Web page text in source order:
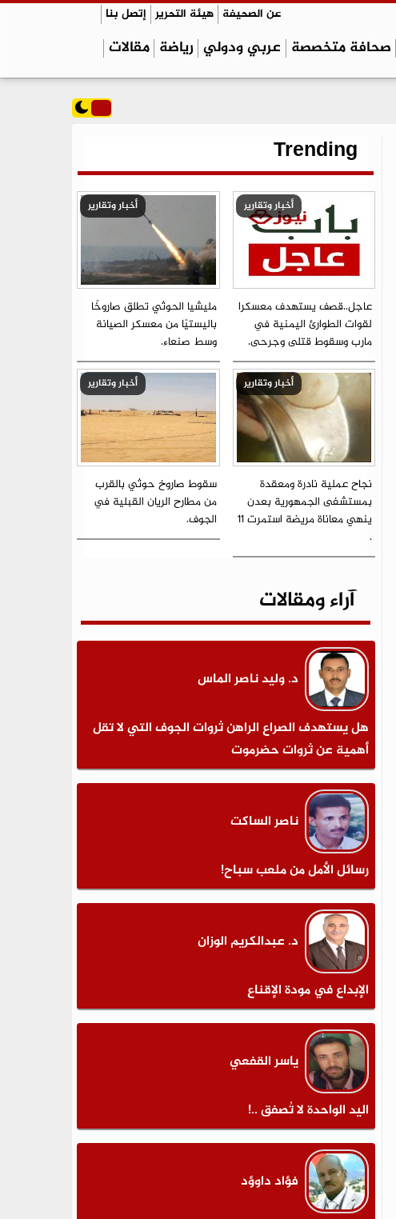
عن الصحيفة هيئة التحرير إتصل بنا
صحافة متخصصة عربي ودولي رياضة مقالات
Trending
أخبار وتقارير
عاجل..قصف يستهدف معسكرا
لقوات الطوارئ اليمنية في
مارب وسقوط قتلى وجرحى.
أخبار وتقارير
مليشيا الحوثي تطلق صاروخًا
باليستيًا من معسكر الصيانة
وسط صنعاء.
أخبار وتقارير
نجاح عملية نادرة ومعقدة
بمستشفى الجمهورية بعدن
ينهي معاناة مريضة استمرت 11
.
أخبار وتقارير
سقوط صاروخ حوثي بالقرب
من مطارح الريان القبلية في
الجوف.
آراء ومقالات
د. وليد ناصر الماس
هل يستهدف الصراع الراهن ثروات الجوف التي لا تقل
أهمية عن ثروات حضرموت
ناصر الساكت
رسائل الأمل من ملعب سباح!
د. عبدالكريم الوزان
الإبداع في مودة الإقناع
ياسر القفعي
اليد الواحدة لا تُصفق ..!
فؤاد داوؤد